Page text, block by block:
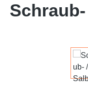
Bildergalerie